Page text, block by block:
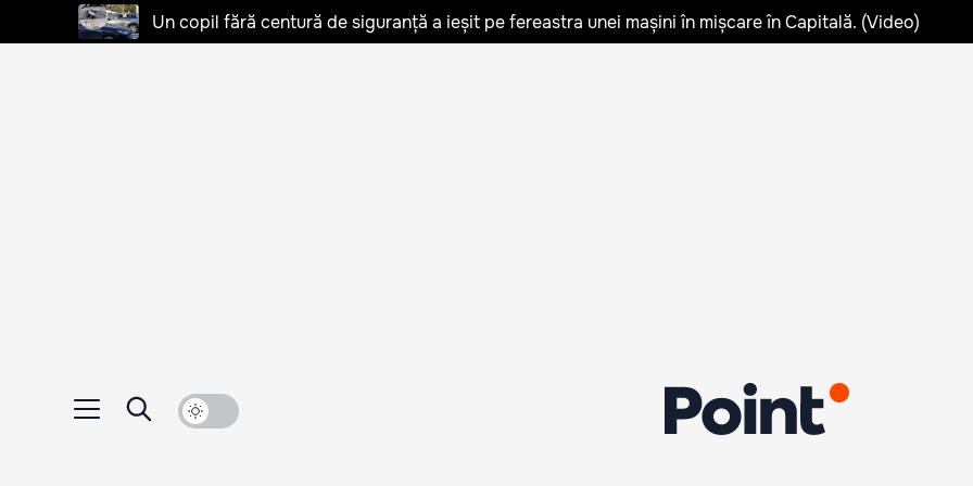
Un copil fără centură de siguranță a ieșit pe fereastra unei mașini în mișcare în Capitală. (Video)